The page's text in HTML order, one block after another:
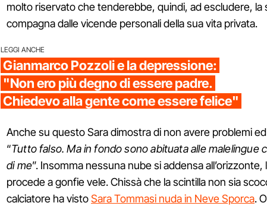
molto riservato che tenderebbe, quindi, ad escludere, la
compagna dalle vicende personali della sua vita privata.
LEGGI ANCHE
Gianmarco Pozzoli e la depressione:
"Non ero più degno di essere padre.
Chiedevo alla gente come essere felice"
Anche su questo Sara dimostra di non avere problemi
“Tutto falso. Ma in fondo sono abituata alle malelingue
di me”. Insomma nessuna nube si addensa all’orizzonte,
procede a gonfie vele. Chissà che la scintilla non sia
calciatore ha vistoSara Tommasi nuda in Neve Sporca.